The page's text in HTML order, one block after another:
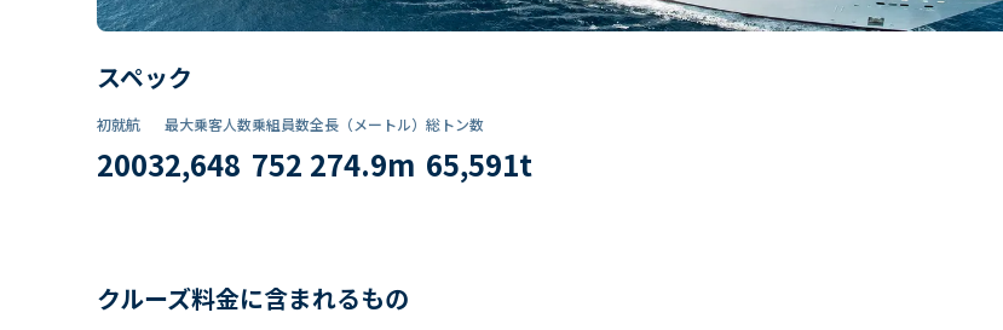
スペック
初就航
2003
最大乗客人数
2,648
乗組員数​
752
全長（メートル）
274.9m
総トン数​
65,591t
クルーズ料金に含まれるもの